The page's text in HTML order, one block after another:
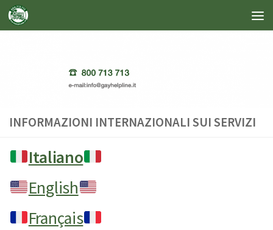
Salta al contenuto
INFORMAZIONI INTERNAZIONALI SUI SERVIZI
Italiano
English
Français